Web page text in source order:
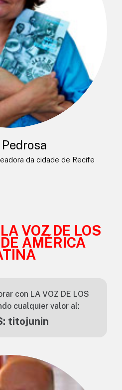
da cidade de Recife
VOZ DE LOS
AMÉRICA
con LA VOZ DE LOS
cualquier valor al:
titojunin